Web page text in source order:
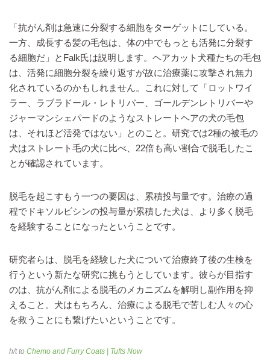
「抗がん剤は急速に分裂する細胞をターゲットにしている。
一方、成長する髪の毛包は、体の中でもっとも活発に分裂す
る細胞だ」とFalk氏は説明します。ヘアカット犬種たちの毛包
は、活発に細胞分裂を繰り返すが故に治療薬に攻撃され無力
化されているのかもしれません。これに対して「ロットワイ
ラー、ラブラドール・レトリバー、ゴールデンレトリバーや
ジャーマンシェパードのようなストレートヘアの犬の毛包
は、それほど活発ではない」とのこと。研究では2種の被毛の
犬はストレート毛の犬に比べ、22倍も高い割合で脱毛したこ
とが確認されています。
脱毛を起こすもう一つの要因は、累積投与量です。治療の過
程でドキソルビシンの投与量が累積した犬は、より多く脱毛
を経験することになったということです。
研究者らは、脱毛を経験した犬について治療終了後の生検を
行うという新たな研究に挑もうとしています。彼らが目指す
のは、抗がん剤による脱毛のメカニズムを解明し副作用を抑
えること。犬はもちろん、治療による脱毛で苦しむ人々の心
を救うことにも繋げたいということです。
h/t to Chemo and Furry Coats | Tufts Now